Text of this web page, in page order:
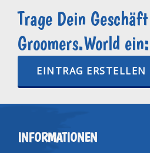
Trage Dein
Groomers.World ein:
EINTRAG ERSTELLEN
INFORMATIONEN